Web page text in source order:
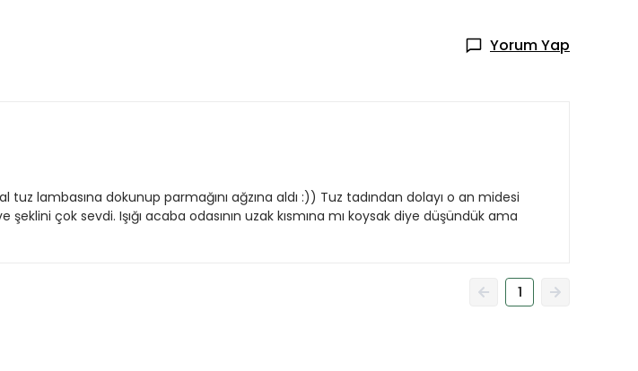
Yorum Yap
tuz lambasına dokunup parmağını ağzına aldı :)) Tuz tadından dolayı o an midesi
çok sevdi. Işığı acaba odasının uzak kısmına mı koysak diye düşündük ama
1